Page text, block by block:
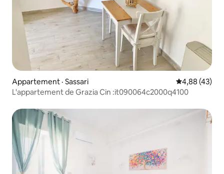
Appartement · Sassari Note
4,88 (43)
L'appartement de Grazia Cin :it090064c2000q4100